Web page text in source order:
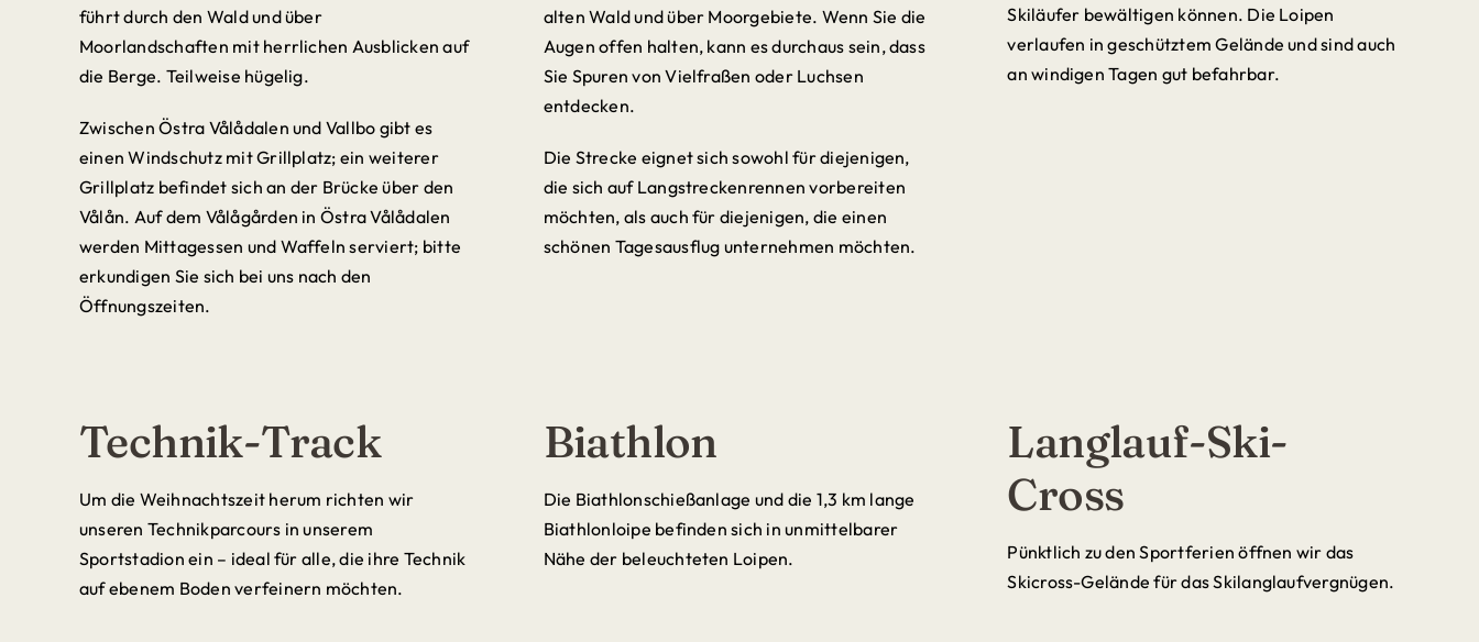
führt durch den Wald und über
Moorlandschaften mit herrlichen Ausblicken auf
die Berge. Teilweise hügelig.
Zwischen Östra Vålådalen und Vallbo gibt es
einen Windschutz mit Grillplatz; ein weiterer
Grillplatz befindet sich an der Brücke über den
Vålån. Auf dem Vålågården in Östra Vålådalen
werden Mittagessen und Waffeln serviert; bitte
erkundigen Sie sich bei uns nach den
Öffnungszeiten.
alten Wald und über Moorgebiete. Wenn Sie die
Augen offen halten, kann es durchaus sein, dass
Sie Spuren von Vielfraßen oder Luchsen
entdecken.
Die Strecke eignet sich sowohl für diejenigen,
die sich auf Langstreckenrennen vorbereiten
möchten, als auch für diejenigen, die einen
schönen Tagesausflug unternehmen möchten.
Skiläufer bewältigen können. Die Loipen
verlaufen in geschütztem Gelände und sind auch
an windigen Tagen gut befahrbar.
Technik-Track
Um die Weihnachtszeit herum richten wir
unseren Technikparcours in unserem
Sportstadion ein – ideal für alle, die ihre Technik
auf ebenem Boden verfeinern möchten.
Biathlon
Die Biathlonschießanlage und die 1,3 km lange
Biathlonloipe befinden sich in unmittelbarer
Nähe der beleuchteten Loipen.
Langlauf-Ski-
Cross
Pünktlich zu den Sportferien öffnen wir das
Skicross-Gelände für das Skilanglaufvergnügen.